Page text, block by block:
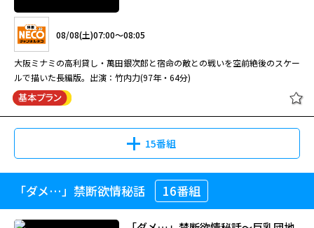
08/08(土)07:00～08:05
大阪ミナミの高利貸し・萬田銀次郎と宿命の敵との戦いを空前絶後のスケー
ルで描いた長編版。出演：竹内力(97年・64分)
15番組
「ダメ…」禁断欲情秘話 16番組